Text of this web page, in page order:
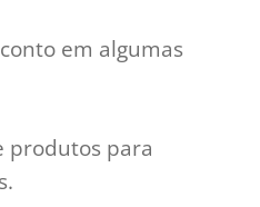
em algumas
produtos para